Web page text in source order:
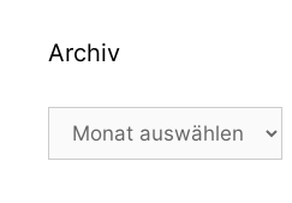
Archiv
Archiv